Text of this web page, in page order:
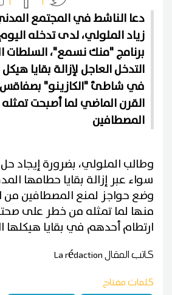
دعا الناشط في المجتمع
زياد الملولي، لدى تدخله اليوم
برنامج "منك نسمع"، السلطات
التدخل العاجل لإزالة بقايا
في شاطئ "الكازينو"
القرن الماضي لما أصبحت
المصطافين
وطالب الملولي، بضرورة إيجاد
سواء عبر إزالة بقايا حطامها
وضع حواجز لمنع المصطافين من
منها لما تمثله من خطر على
ارتطام أحدهم في بقايا هيكلها
كاتب المقالLa rédaction
كلمات مفتاح